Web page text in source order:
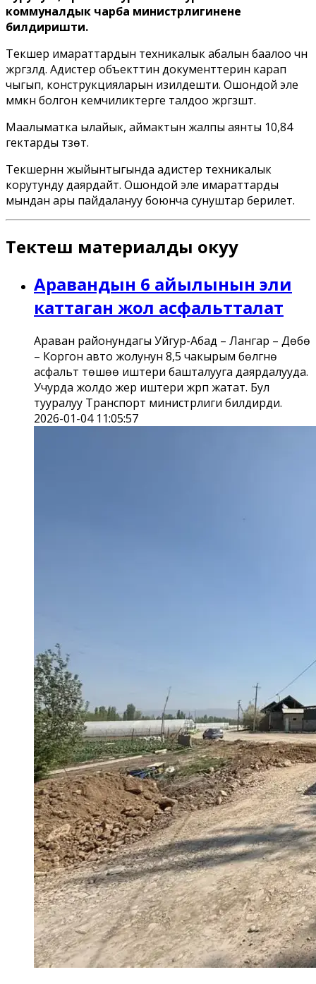
коммуналдык чарба министрлигинене
билдиришти.
Текшерүү имараттардын техникалык абалын баалоо үчүн
жүргүзүлдү. Адистер объекттин документтерин карап
чыгып, конструкцияларын изилдешти. Ошондой эле
мүмкүн болгон кемчиликтерге талдоо жүргүзүштү.
Маалыматка ылайык, аймактын жалпы аянты 10,84
гектарды түзөт.
Текшерүүнүн жыйынтыгында адистер техникалык
корутунду даярдайт. Ошондой эле имараттарды
мындан ары пайдалануу боюнча сунуштар берилет.
Тектеш материалды окуу
Аравандын 6 айылынын эли
каттаган жол асфальтталат
Араван районундагы Уйгур-Абад – Лангар – Дөбө
– Коргон авто жолунун 8,5 чакырым бөлүгүнө
асфальт төшөө иштери башталууга даярдалууда.
Учурда жолдо жер иштери жүрүп жатат. Бул
тууралуу Транспорт министрлиги билдирди.
2026-01-04 11:05:57